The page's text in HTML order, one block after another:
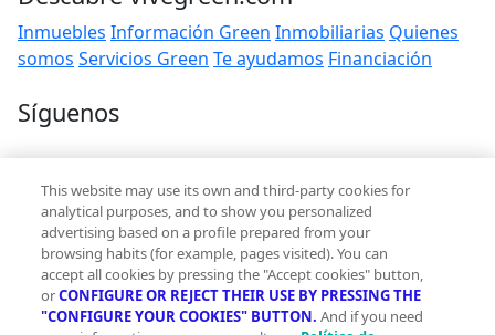
Inmuebles Información Green Inmobiliarias Quienes
somos Servicios Green Te ayudamos Financiación
Síguenos
Contacto
hola@vivegreen.com
This website may use its own and third-party cookies for
analytical purposes, and to show you personalized
advertising based on a profile prepared from your
browsing habits (for example, pages visited). You can
accept all cookies by pressing the "Accept cookies" button,
orCONFIGURE OR REJECT THEIR USE BY PRESSING THE
"CONFIGURE YOUR COOKIES" BUTTON. And if you need